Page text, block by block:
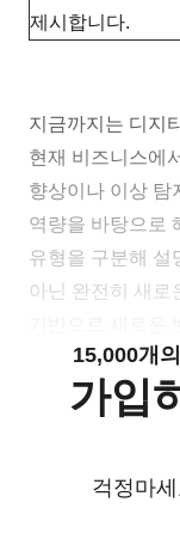
제시합니다.
지금까지는 디지
현재 비즈니스에
향상이나 이상 탐
역량을 바탕으로
유형을 구분해 설
아닌 완전히 새로
15,000개
가입
걱정마